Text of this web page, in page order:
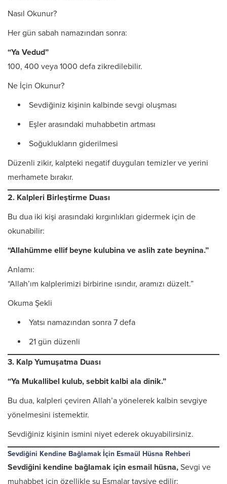
Nasıl Okunur?
Her gün sabah namazından sonra:
“Ya Vedud”
100, 400 veya 1000 defa zikredilebilir.
Ne İçin Okunur?
Sevdiğiniz kişinin kalbinde sevgi oluşması
Eşler arasındaki muhabbetin artması
Soğuklukların giderilmesi
Düzenli zikir, kalpteki negatif duyguları temizler ve yerini
merhamete bırakır.
2. Kalpleri Birleştirme Duası
Bu dua iki kişi arasındaki kırgınlıkları gidermek için de
okunabilir:
“Allahümme ellif beyne kulubina ve aslih zate beynina.”
Anlamı:
“Allah’ım kalplerimizi birbirine ısındır, aramızı düzelt.”
Okuma Şekli
Yatsı namazından sonra 7 defa
21 gün düzenli
3. Kalp Yumuşatma Duası
“Ya Mukallibel kulub, sebbit kalbi ala dinik.”
Bu dua, kalpleri çeviren Allah’a yönelerek kalbin sevgiye
yönelmesini istemektir.
Sevdiğiniz kişinin ismini niyet ederek okuyabilirsiniz.
Sevdiğini Kendine Bağlamak İçin Esmaül Hüsna Rehberi
Sevdiğini kendine bağlamak için esmail hüsna, Sevgi ve
muhabbet için özellikle şu Esmalar tavsiye edilir: